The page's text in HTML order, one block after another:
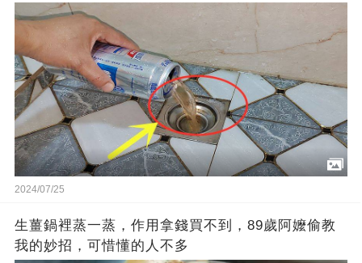
2024/07/25
生薑鍋裡蒸一蒸，作用拿錢買不到，89歲阿嬤偷教
我的妙招，可惜懂的人不多